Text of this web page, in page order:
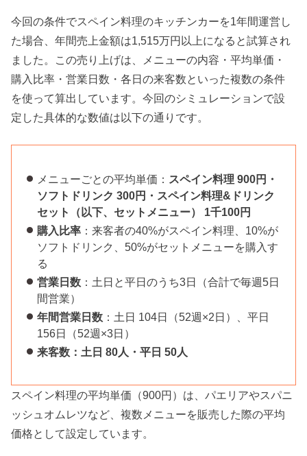
今回の条件でスペイン料理のキッチンカーを1年間運営し
た場合、年間売上金額は1,515万円以上になると試算され
ました。この売り上げは、メニューの内容・平均単価・
購入比率・営業日数・各日の来客数といった複数の条件
を使って算出しています。今回のシミュレーションで設
定した具体的な数値は以下の通りです。
メニューごとの平均単価： スペイン料理 900円・
ソフトドリンク 300円・スペイン料理&ドリンク
セット（以下、セットメニュー） 1千100円
購入比率：来客者の40%がスペイン料理、10%が
ソフトドリンク、50%がセットメニューを購入す
る
営業日数：土日と平日のうち3日（合計で毎週5日
間営業）
年間営業日数：土日 104日（52週×2日）、平日
156日（52週×3日）
来客数：土日 80人・平日 50人
スペイン料理の平均単価（900円）は、パエリアやスパニ
ッシュオムレツなど、複数メニューを販売した際の平均
価格として設定しています。